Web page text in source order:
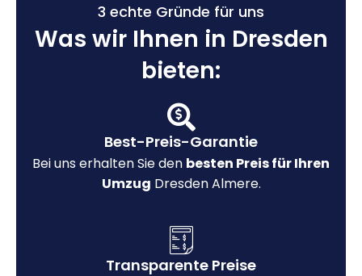
3 echte Gründe für uns
Was wir Ihnen in Dresden
bieten:
Best-Preis-Garantie
Bei uns erhalten Sie den besten Preis für Ihren
Umzug Dresden Almere.
Transparente Preise